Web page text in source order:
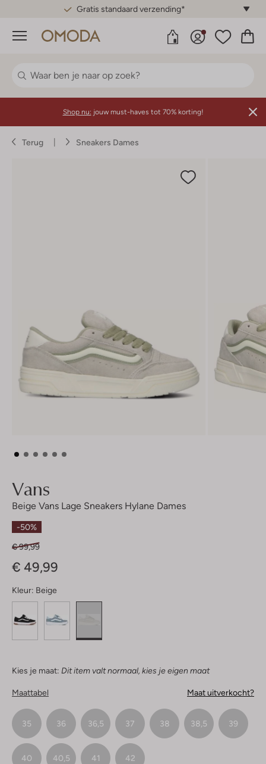
Gratis standaard verzending*
Menu
Shop nu: jouw must-haves tot 70% korting!
Terug Sneakers Dames
Vans
Beige Vans Lage Sneakers Hylane Dames
-50%
€ 99,99
€ 49,99
Kleur: Beige
Kies je maat: Dit item valt normaal, kies je eigen maat
Maattabel Maat uitverkocht?
35 36 36,5 37 38 38,5 39
40 40,5 41 42